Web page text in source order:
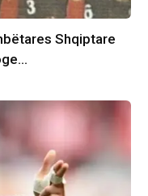
Shqiptare